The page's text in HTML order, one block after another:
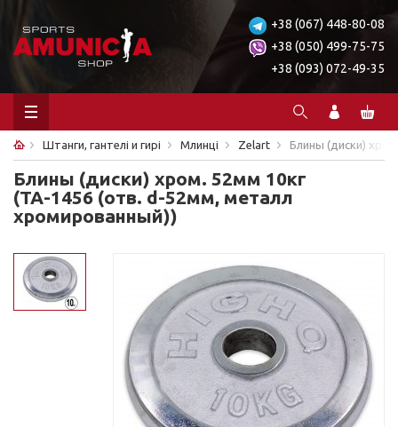
+38 (067) 448-80-08
+38 (050) 499-75-75
+38 (093) 072-49-35
Штанги, гантелі и гирі Млинці Zelart Блины (диски)
Блины (диски) хром. 52мм 10кг
(ТА-1456 (отв. d-52мм, металл
хромированный))